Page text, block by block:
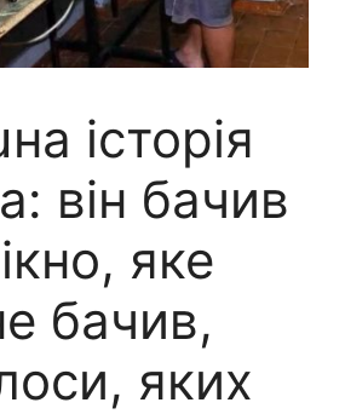
історія
він бачив
яке
бачив,
яких